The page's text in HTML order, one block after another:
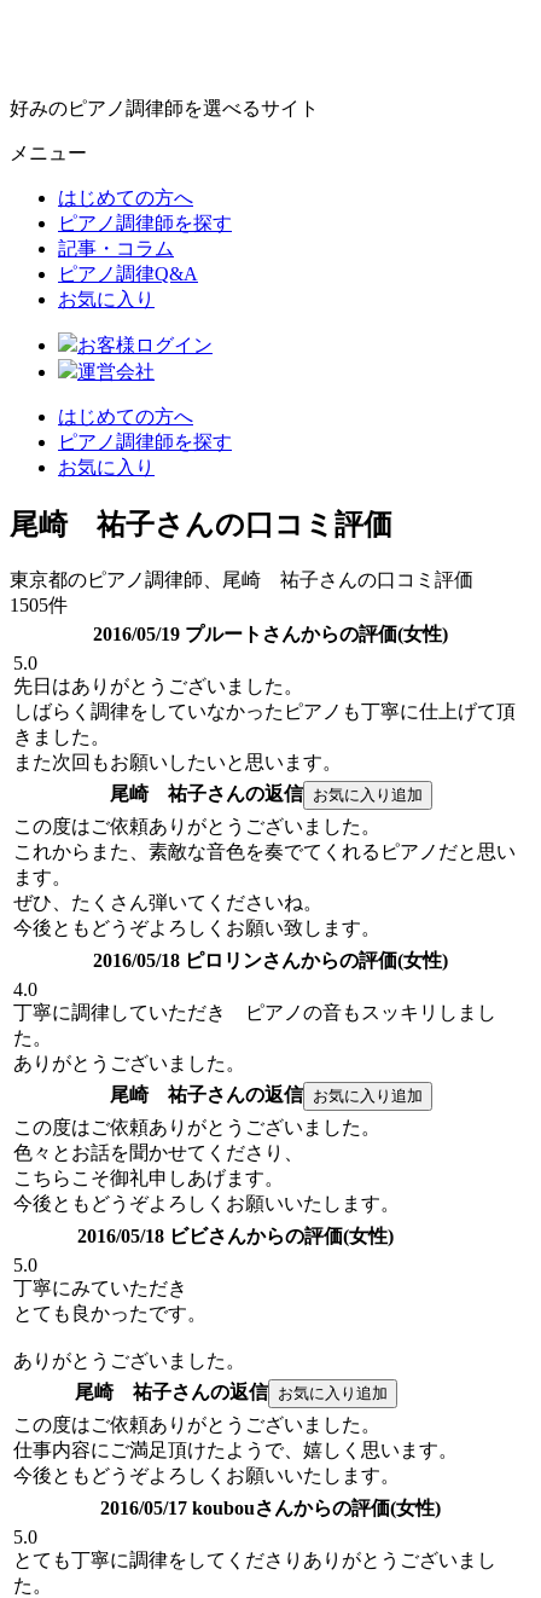
好みのピアノ調律師を選べるサイト
メニュー
はじめての方へ
ピアノ調律師を探す
記事・コラム
ピアノ調律Q&A
お気に入り
お客様ログイン
運営会社
はじめての方へ
ピアノ調律師を探す
お気に入り
尾崎 祐子さんの口コミ評価
東京都のピアノ調律師、尾崎 祐子さんの口コミ評価
1505件
2016/05/19 プルートさんからの評価(女性)
5.0
先日はありがとうございました。
しばらく調律をしていなかったピアノも丁寧に仕上げて頂
きました。
また次回もお願いしたいと思います。
尾崎 祐子さんの返信
この度はご依頼ありがとうございました。
これからまた、素敵な音色を奏でてくれるピアノだと思い
ます。
ぜひ、たくさん弾いてくださいね。
今後ともどうぞよろしくお願い致します。
2016/05/18 ピロリンさんからの評価(女性)
4.0
丁寧に調律していただき ピアノの音もスッキリしまし
た。
ありがとうございました。
尾崎 祐子さんの返信
この度はご依頼ありがとうございました。
色々とお話を聞かせてくださり、
こちらこそ御礼申しあげます。
今後ともどうぞよろしくお願いいたします。
2016/05/18 ビビさんからの評価(女性)
5.0
丁寧にみていただき
とても良かったです。
ありがとうございました。
尾崎 祐子さんの返信
この度はご依頼ありがとうございました。
仕事内容にご満足頂けたようで、嬉しく思います。
今後ともどうぞよろしくお願いいたします。
2016/05/17 koubouさんからの評価(女性)
5.0
とても丁寧に調律をしてくださりありがとうございまし
た。